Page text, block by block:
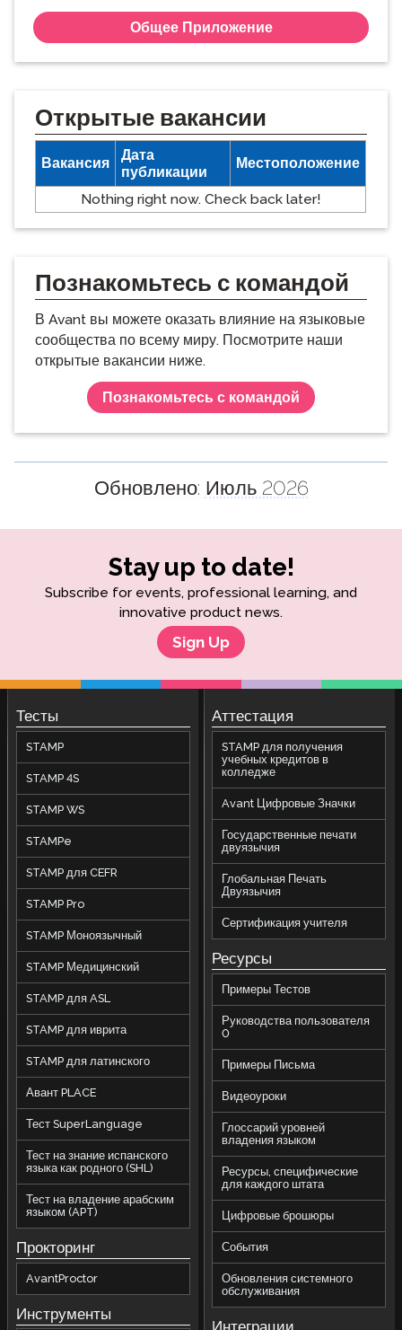
Общее Приложение
Открытые вакансии
Вакансия
Дата
публикации
Местоположение
Nothing right now. Check back later!
Познакомьтесь с командой
В Avant вы можете оказать влияние на языковые
сообщества по всему миру. Посмотрите наши
открытые вакансии ниже.
Познакомьтесь с командой
Обновлено: Июль 2026
Stay up to date!
Subscribe for events, professional learning, and
innovative product news.
Sign Up
Тесты
STAMP
STAMP 4S
STAMP WS
STAMPe
STAMP для CEFR
STAMP Pro
STAMP Моноязычный
STAMP Медицинский
STAMP для ASL
STAMP для иврита
STAMP для латинского
Авант PLACE
Тест SuperLanguage
Тест на знание испанского
языка как родного (SHL)
Тест на владение арабским
языком (APT)
Прокторинг
AvantProctor
Инструменты
Аттестация
STAMP для получения
учебных кредитов в
колледже
Avant Цифровые Значки
Государственные печати
двуязычия
Глобальная Печать
Двуязычия
Сертификация учителя
Ресурсы
Примеры Тестов
Руководства пользователя
0
Примеры Письма
Видеоуроки
Глоссарий уровней
владения языком
Ресурсы, специфические
для каждого штата
Цифровые брошюры
События
Обновления системного
обслуживания